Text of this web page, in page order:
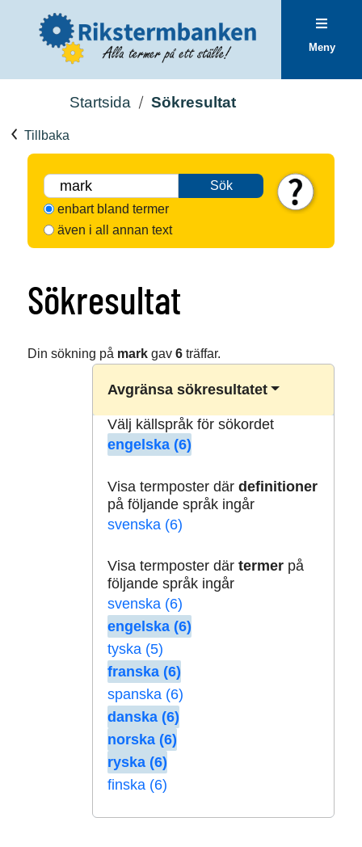
Meny
Startsida Sökresultat
Tillbaka
Sök
enbart bland termer
även i all annan text
Sökresultat
Din sökning på markgav 6träffar.
Avgränsa sökresultatet
Välj källspråk för sökordet
engelska (6)
Visa termposter där definitioner
på följande språk ingår
svenska (6)
Visa termposter där termerpå
följande språk ingår
svenska (6)
engelska (6)
tyska (5)
franska (6)
spanska (6)
danska (6)
norska (6)
ryska (6)
finska (6)